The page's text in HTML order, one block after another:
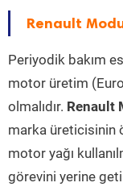
Renault
Periyodik bakım
motor üretim
olmalıdır. Renault
marka üreticisinin
motor yağı
görevini yerine